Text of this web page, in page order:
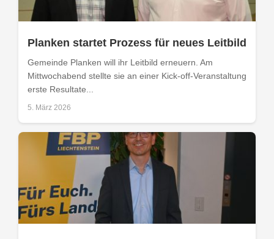
Planken startet Prozess für neues Leitbild
Gemeinde Planken will ihr Leitbild erneuern. Am
Mittwochabend stellte sie an einer Kick-off-Veranstaltung
erste Resultate...
5. März 2026